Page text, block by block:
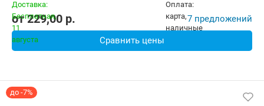
от229,00 p. 7 предложений
Сравнить цены
до -7%